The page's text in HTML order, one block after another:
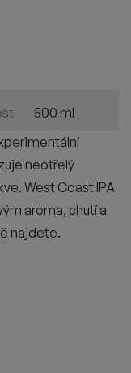
500 ml
neotřelý
West Coast IPA
aroma, chutí a
najdete.